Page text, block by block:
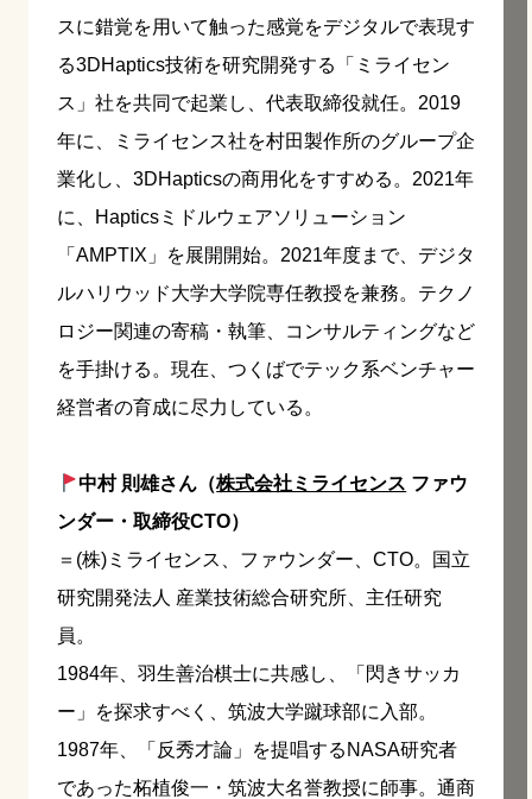
スに錯覚を用いて触った感覚をデジタルで表現す
る3DHaptics技術を研究開発する「ミライセン
ス」社を共同で起業し、代表取締役就任。2019
年に、ミライセンス社を村田製作所のグループ企
業化し、3DHapticsの商用化をすすめる。2021年
に、Hapticsミドルウェアソリューション
「AMPTIX」を展開開始。2021年度まで、デジタ
ルハリウッド大学大学院専任教授を兼務。テクノ
ロジー関連の寄稿・執筆、コンサルティングなど
を手掛ける。現在、つくばでテック系ベンチャー
経営者の育成に尽力している。
中村 則雄さん（株式会社ミライセンス ファウ
ンダー・取締役CTO）
＝(株)ミライセンス、ファウンダー、CTO。国立
研究開発法人 産業技術総合研究所、主任研究
員。
1984年、羽生善治棋士に共感し、「閃きサッカ
ー」を探求すべく、筑波大学蹴球部に入部。
1987年、「反秀才論」を提唱するNASA研究者
であった柘植俊一・筑波大名誉教授に師事。通商